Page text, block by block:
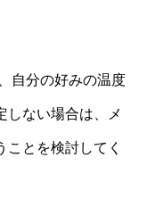
自分の好みの温度
しない場合は、メ
とを検討してく